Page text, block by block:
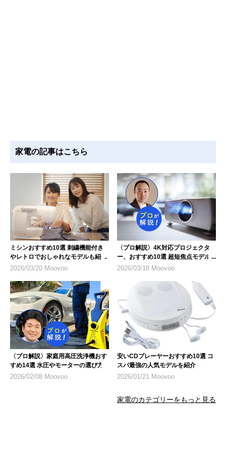
家電の記事はこちら
ミシンおすすめ10選 刺繍機能付き
やレトロでおしゃれなモデルも紹介
2026/03/20 Moovoo
〈プロ解説〉4K対応プロジェクタ
ー、おすすめ10選 超短焦点モデル
にも注目
2026/03/18 Moovoo
〈プロ解説〉家庭用高圧洗浄機おす
すめ14選 水圧やモーターの選び方
2026/02/08 Moovoo
安いCDプレーヤーおすすめ10選 コ
スパ最強の人気モデルを紹介
2026/01/21 Moovoo
家電のカテゴリーをもっと見る